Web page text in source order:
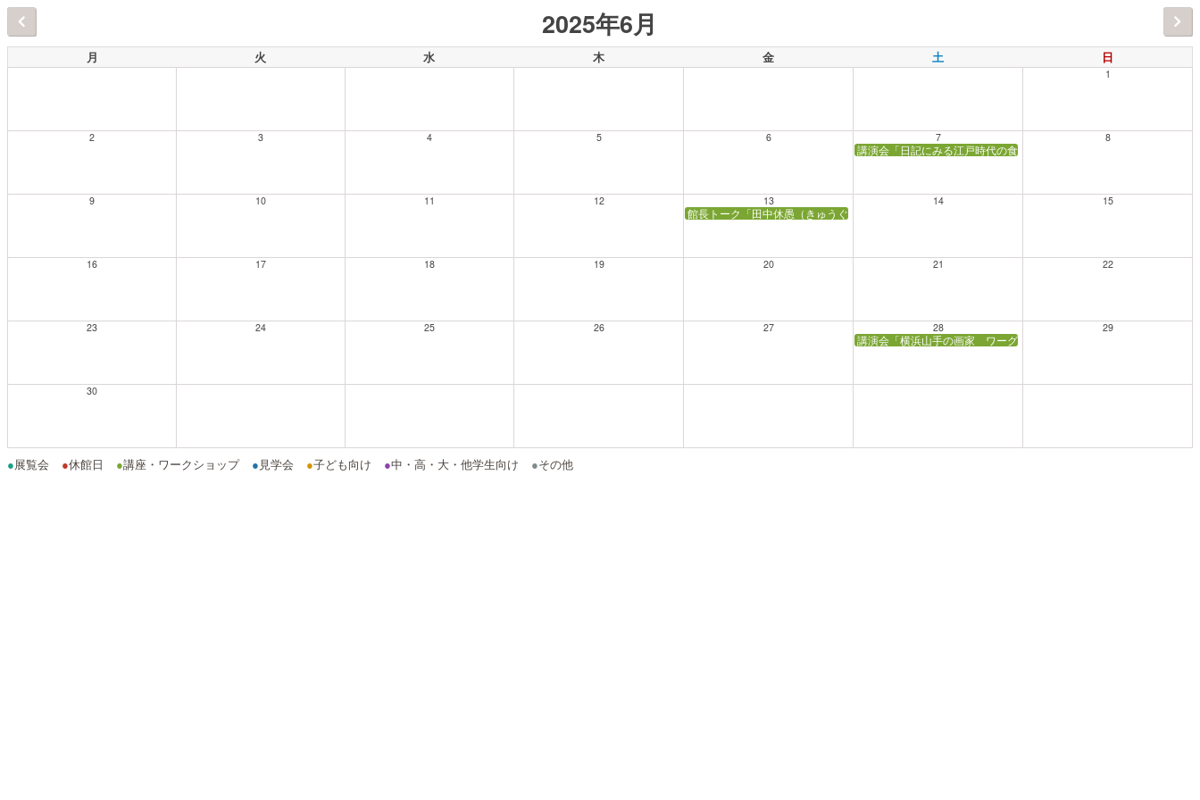
2025年6月
月 火 水 木 金 土 日
1
2 3 4 5 6 7
講演会「日記にみる江戸時代の食」【会場：神奈川県立公文書館】
8
9 10 11 12 13
館長トーク「田中休愚（きゅうぐ）と酒匂川（さかわがわ）改修」【会場：かながわ県民センター会議室
14 15
16 17 18 19 20 21 22
23 24 25 26 27 28
講演会「横浜山手の画家 ワーグマン」【会場：横浜市イギリス館】
29
30
●展覧会 ●休館日 ●講座・ワークショップ ● 見学会 ●子ども向け ●中・高・大・他学生向け ●その他